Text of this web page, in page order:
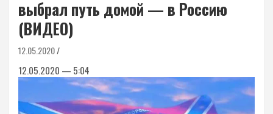
выбрал путь домой — в Россию
(ВИДЕО)
12.05.2020
12.05.2020 — 5:04